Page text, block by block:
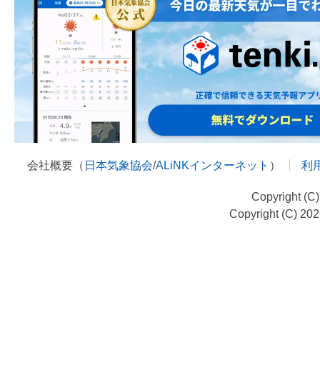
会社概要（ 日本気象協会/ALiNKインターネット ） 利
Copyright
Copyright (C)